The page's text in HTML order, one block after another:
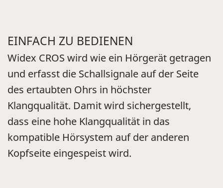
EINFACH ZU BEDIENEN
Widex CROS wird wie ein Hörgerät getragen
und erfasst die Schallsignale auf der Seite
des ertaubten Ohrs in höchster
Klangqualität. Damit wird sichergestellt,
dass eine hohe Klangqualität in das
kompatible Hörsystem auf der anderen
Kopfseite eingespeist wird.